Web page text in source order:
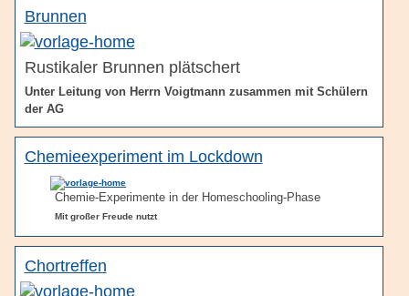
Brunnen
Rustikaler Brunnen plätschert
Unter Leitung von Herrn Voigtmann zusammen mit Schülern
der AG
Chemieexperiment im Lockdown
Chemie-Experimente in der Homeschooling-Phase
Mit großer Freude nutzt
Chortreffen